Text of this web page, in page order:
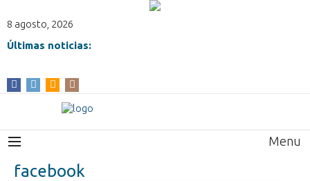
8 agosto, 2026
Últimas noticias:
Menu
facebook